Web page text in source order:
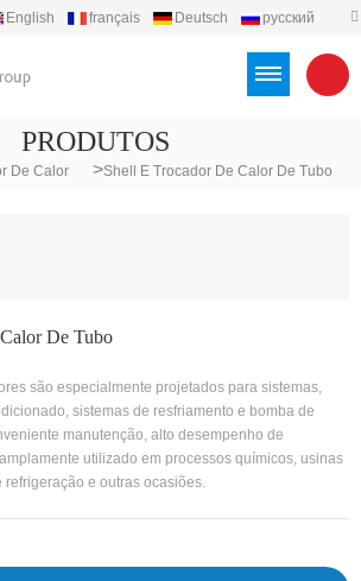
English français Deutsch
русский
PRODUTOS
De Calor >Shell E Trocador De Calor De Tubo
De Tubo
são especialmente projetados para sistemas,
sistemas de resfriamento e bomba de
manutenção, alto desempenho de
utilizado em processos químicos, usinas
e outras ocasiões.